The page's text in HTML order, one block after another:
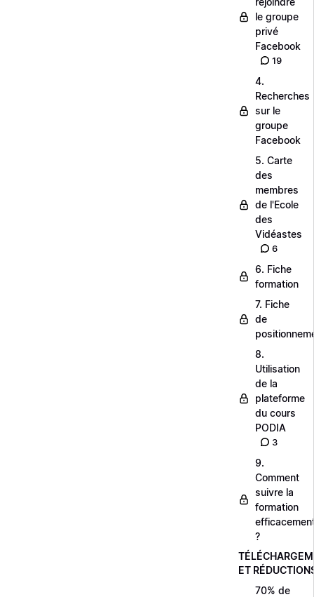
le groupe
privé
Facebook
19
4.
Recherches
sur le
groupe
Facebook
5. Carte
des
membres
de l'Ecole
des
Vidéastes
6
6. Fiche
formation
7. Fiche
de
8.
Utilisation
de la
plateforme
du cours
PODIA
3
9.
Comment
suivre la
formation
?
ET
70% de